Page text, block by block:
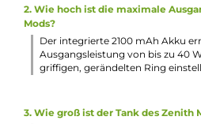
Wechselbare 510er Drip Tips
Kompatibel zu Innokin’s Z-
Schneller Push & Pull
MTL Z-Coil 0.8 Ohm (15-18
W) bereits enthalten
24.0 mm Base-Durchmesser